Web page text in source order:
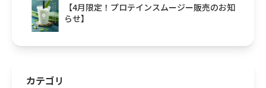
【4月限定！プロテインスムージー販売のお知
らせ】
カテゴリ